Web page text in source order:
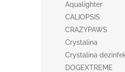
Aqualighter
CALIOPSIS
CRAZYPAWS
Crystalina
Crystalina
DOGEXTREME